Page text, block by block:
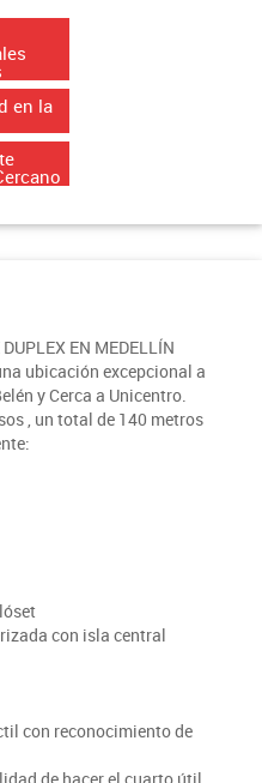
en la
EN MEDELLÍN
ubicación excepcional a
y Cerca a Unicentro.
, un total de 140 metros
con isla central
con reconocimiento de